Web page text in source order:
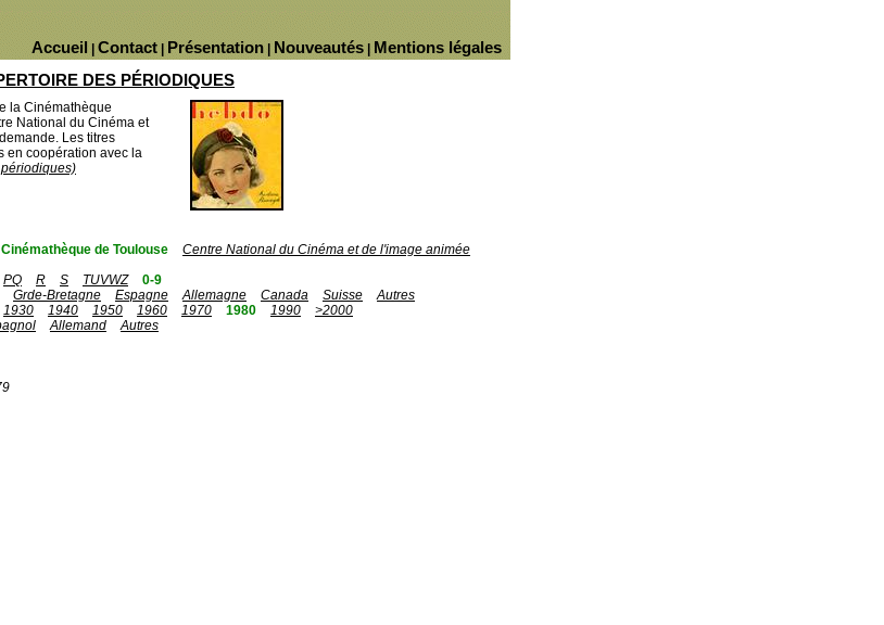
Mentions légales
Nouveautés
Présentation
Contact
Accueil
DES PÉRIODIQUES
la Cinémathèque
National du Cinéma et
Les titres
en coopération avec la
Cinémathèque de Toulouse
Centre National du Cinéma et de l'image animée
PQ R S TUVWZ
0-9
Grde-Bretagne Espagne Allemagne Canada Suisse
Autres
1930 1940 1950 1960 1970 1980 1990
>2000
Allemand
Autres